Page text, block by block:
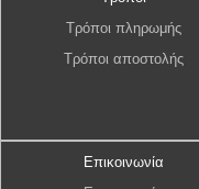
Τρόποι πληρωμής
Τρόποι αποστολής
Επικοινωνία